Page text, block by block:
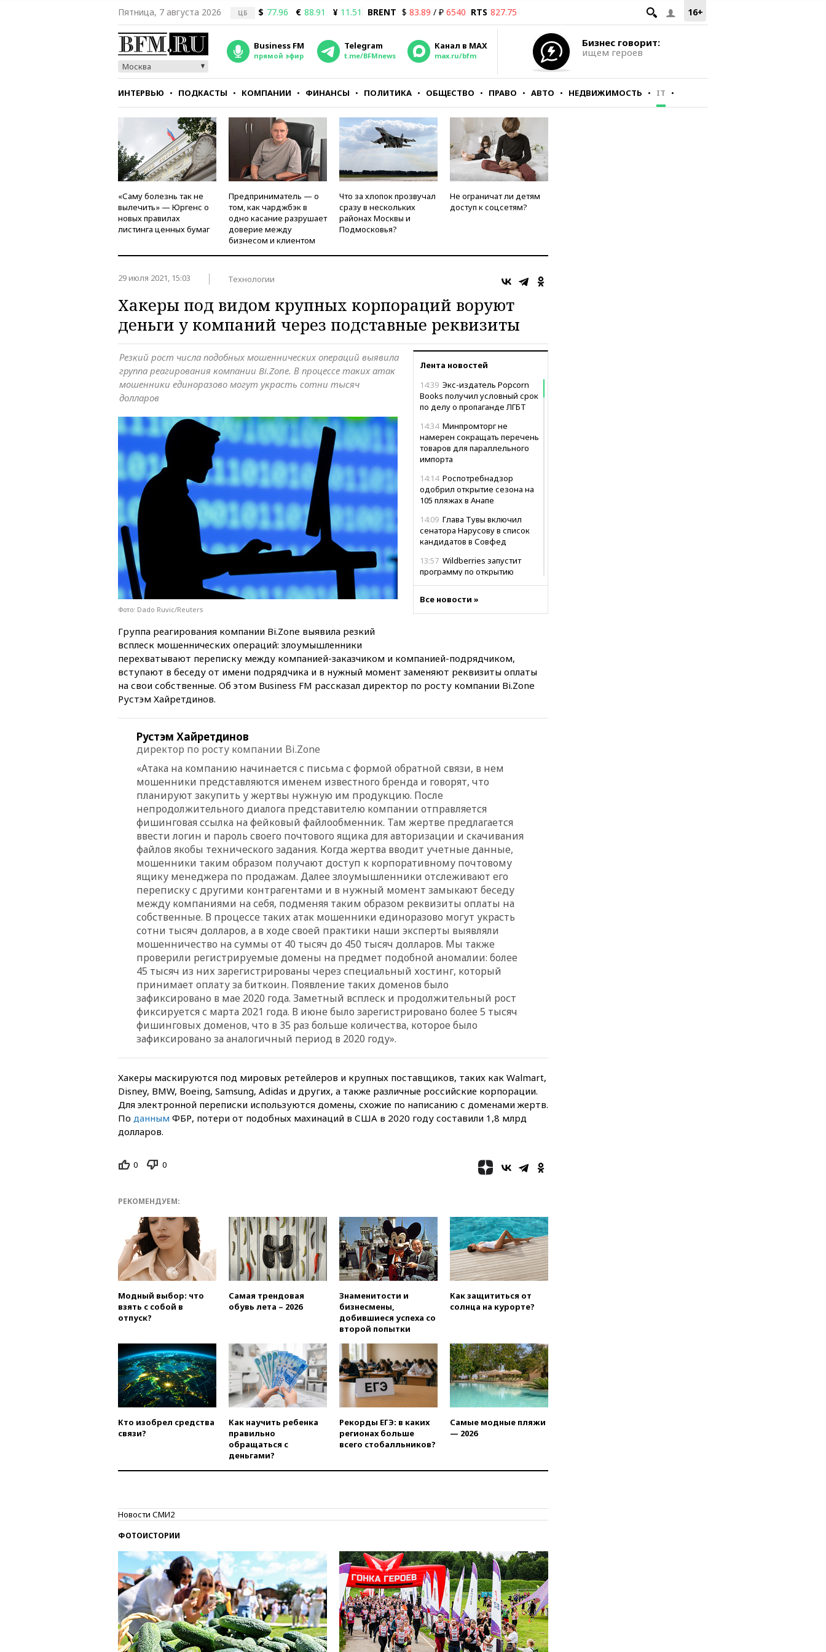
16+
Пятница, 7 августа 2026 ЦБ $ 77.96 € 88.91 ¥ 11.51 BRENT $ 83.89 / ₽ 6540 RTS 827.75
Москва
Business FM
прямой эфир
Telegram
t.me/BFMnews
Канал в MAX
max.ru/bfm
Бизнес говорит:
ищем героев
ИНТЕРВЬЮ ПОДКАСТЫ КОМПАНИИ ФИНАНСЫ ПОЛИТИКА ОБЩЕСТВО ПРАВО АВТО НЕДВИЖИМОСТЬ IT
СТИЛЬ ТЕСТЫ
«Саму болезнь так не
вылечить» — Юргенс о
новых правилах
листинга ценных бумаг
Предприниматель — о
том, как чарджбэк в
одно касание разрушает
доверие между
бизнесом и клиентом
Что за хлопок прозвучал
сразу в нескольких
районах Москвы и
Подмосковья?
Не ограничат ли детям
доступ к соцсетям?
29 июля 2021, 15:03 Технологии
Хакеры под видом крупных корпораций воруют
деньги у компаний через подставные реквизиты
Лента новостей
14:39 Экс-издатель Popcorn
Books получил условный срок
по делу о пропаганде ЛГБТ
14:34 Минпромторг не
намерен сокращать перечень
товаров для параллельного
импорта
14:14 Роспотребнадзор
одобрил открытие сезона на
105 пляжах в Анапе
14:09 Глава Тувы включил
сенатора Нарусову в список
кандидатов в Совфед
13:57 Wildberries запустит
программу по открытию
13:53 Сенаторы Аргентины
одобрили скандальный
ABC News: запасы
вооружений США достигли
крайне низкого уровня
13:16
«Родина» просит
с выборов
Украине
13:09Суд обязал москвичку
выселить из квартиры
крокодила, лису и других
животных
12:51Россия планирует
запустить групповые
безвизовые турпоездки для
Вьетнама
12:36 Экспорт растворимого
кофе из России достиг
рекордных показателей
12:30 Российские войска
взяли под контроль село
Анискино в Харьковской
области
12:15Минцифры РФ не
планирует вводить
ограничения на доступ детей
в соцсети
Ормузском проливе
11:48Жители Москвы и
Подмосковья сообщили о
громких взрывах
11:41 ТПП предлагает
11:22
При стрельбе в школе в
Таиланде погибли пять
человек
11:19
Россия рассчитывает
заключить безвизовые
Малайзией
11:04
10:59
Торговые центры и кафе
в России могут обязать
раздавать питьевую воду
бесплатно
Mind Money Юлия Хандошко
признала свою вину
10:13Минтранс предлагает
тратить средства дорожных
фондов на защиту трасс от
БПЛА
09:56Хакеры нашли
документы об ударах ВСУ по
нефтяным терминалам в
России
Все новости »
Резкий рост числа подобных мошеннических операций выявила
группа реагирования компании Bi.Zone. В процессе таких атак
мошенники единоразово могут украсть сотни тысяч
долларов
Фото: Dado Ruvic/Reuters
Группа реагирования компании Bi.Zone выявила резкий
всплеск мошеннических операций: злоумышленники
перехватывают переписку между компанией-заказчиком и компанией-подрядчиком,
вступают в беседу от имени подрядчика и в нужный момент заменяют реквизиты оплаты
на свои собственные. Об этом Business FM рассказал директор по росту компании Bi.Zone
Рустэм Хайретдинов.
Рустэм Хайретдинов
директор по росту компании Bi.Zone
«Атака на компанию начинается с письма с формой обратной связи, в нем
мошенники представляются именем известного бренда и говорят, что
планируют закупить у жертвы нужную им продукцию. После
непродолжительного диалога представителю компании отправляется
фишинговая ссылка на фейковый файлообменник. Там жертве предлагается
ввести логин и пароль своего почтового ящика для авторизации и скачивания
файлов якобы технического задания. Когда жертва вводит учетные данные,
мошенники таким образом получают доступ к корпоративному почтовому
ящику менеджера по продажам. Далее злоумышленники отслеживают его
переписку с другими контрагентами и в нужный момент замыкают беседу
между компаниями на себя, подменяя таким образом реквизиты оплаты на
собственные. В процессе таких атак мошенники единоразово могут украсть
сотни тысяч долларов, а в ходе своей практики наши эксперты выявляли
мошенничество на суммы от 40 тысяч до 450 тысяч долларов. Мы также
проверили регистрируемые домены на предмет подобной аномалии: более
45 тысяч из них зарегистрированы через специальный хостинг, который
принимает оплату за биткоин. Появление таких доменов было
зафиксировано в мае 2020 года. Заметный всплеск и продолжительный рост
фиксируется с марта 2021 года. В июне было зарегистрировано более 5 тысяч
фишинговых доменов, что в 35 раз больше количества, которое было
зафиксировано за аналогичный период в 2020 году».
Хакеры маскируются под мировых ретейлеров и крупных поставщиков, таких как Walmart,
Disney, BМW, Boeing, Samsung, Adidas и других, а также различные российские корпорации.
Для электронной переписки используются домены, схожие по написанию с доменами жертв.
По данным ФБР, потери от подобных махинаций в США в 2020 году составили 1,8 млрд
долларов.
0 0
РЕКОМЕНДУЕМ:
Модный выбор: что
взять с собой в
отпуск?
Самая трендовая
обувь лета – 2026
Знаменитости и
бизнесмены,
добившиеся успеха со
второй попытки
Как защититься от
солнца на курорте?
Кто изобрел средства
связи?
Как научить ребенка
правильно
обращаться с
деньгами?
Рекорды ЕГЭ: в каких
регионах больше
всего стобалльников?
Самые модные пляжи
— 2026
Новости СМИ2
ФОТОИСТОРИИ